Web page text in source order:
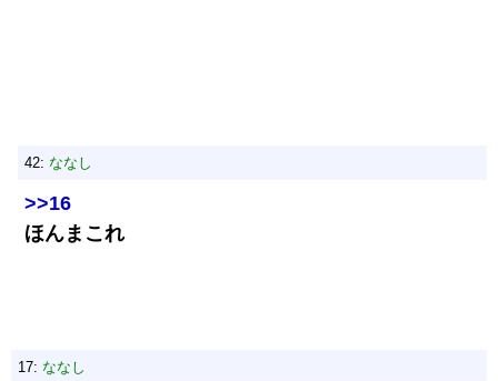
42: ななし
>>16
ほんまこれ
17: ななし